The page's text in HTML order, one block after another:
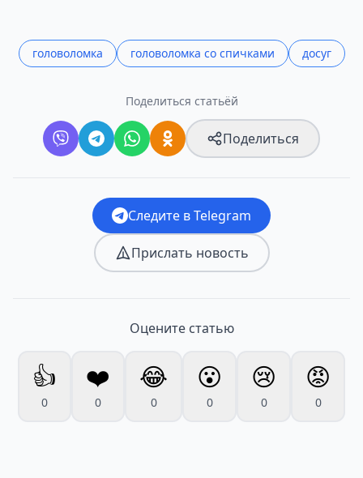
головоломка головоломка со спичками досуг
Поделиться статьёй
Поделиться
Следите в Telegram
Прислать новость
Оцените статью
👍
0
❤️
0
😂
0
😮
0
😢
0
😡
0